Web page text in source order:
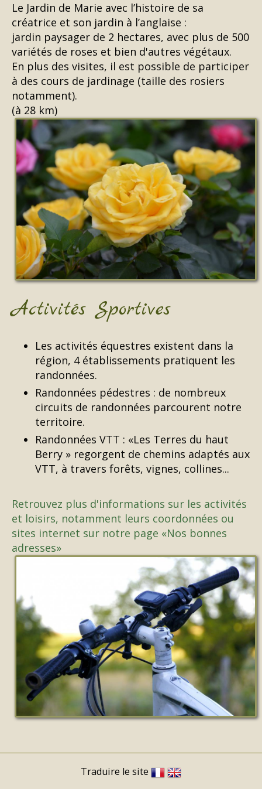
Le Jardin de Marie avec l’histoire de sa
créatrice et son jardin à l’anglaise :
jardin paysager de 2 hectares, avec plus de 500
variétés de roses et bien d'autres végétaux.
En plus des visites, il est possible de participer
à des cours de jardinage (taille des rosiers
notamment).
(à 28 km)
Activités Sportives
Les activités équestres existent dans la
région, 4 établissements pratiquent les
randonnées.
Randonnées pédestres : de nombreux
circuits de randonnées parcourent notre
territoire.
Randonnées VTT : «Les Terres du haut
Berry » regorgent de chemins adaptés aux
VTT, à travers forêts, vignes, collines...
Retrouvez plus d'informations sur les activités
et loisirs, notamment leurs coordonnées ou
sites internet sur notre page «Nos bonnes
adresses»
Traduire le site